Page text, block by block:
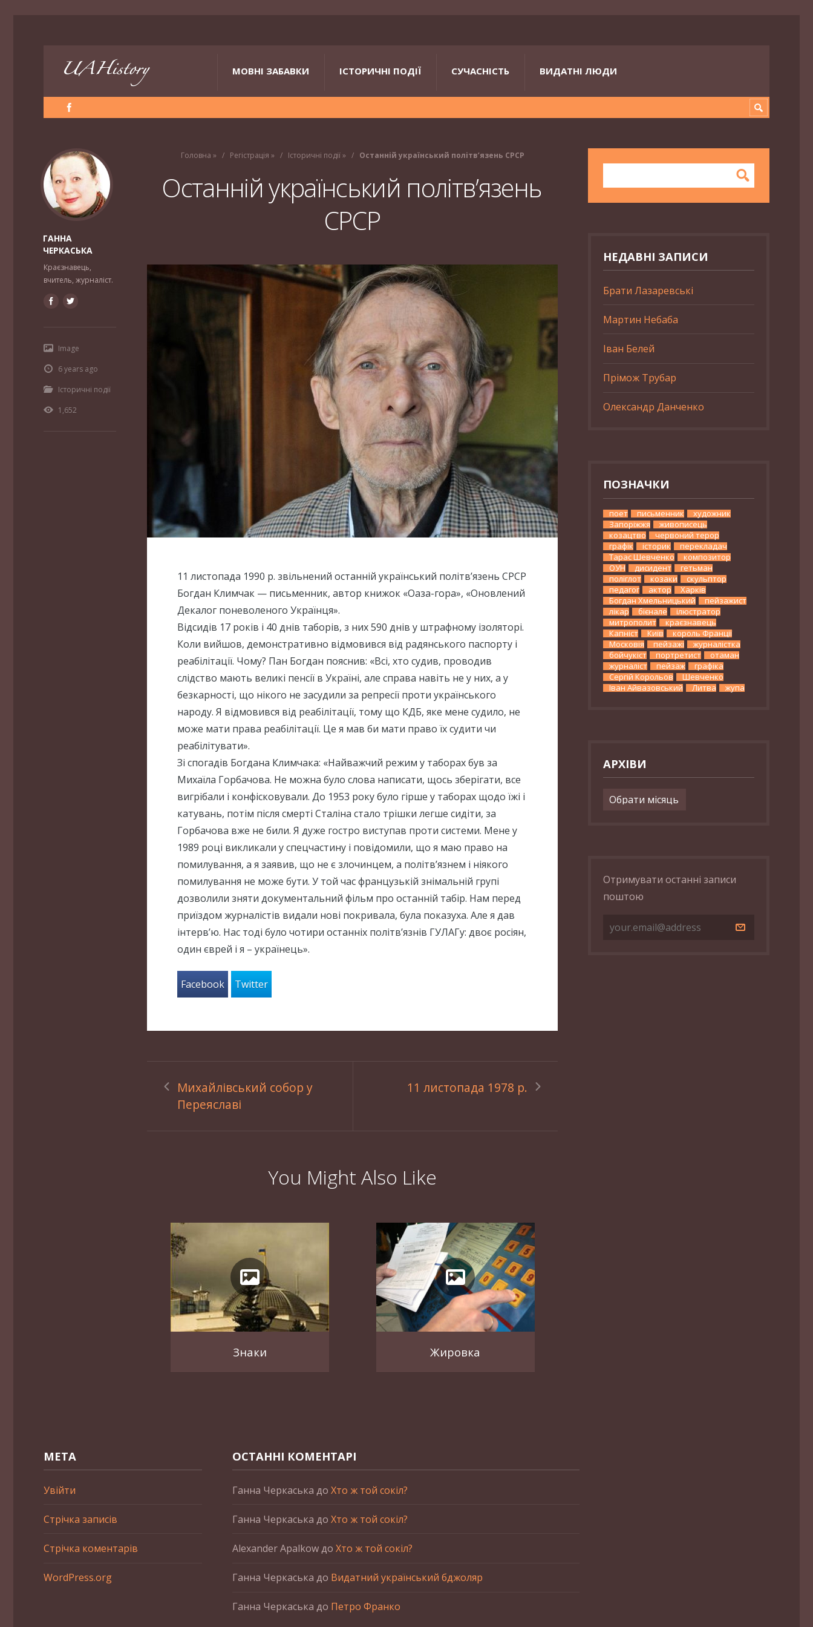
МОВНІ ЗАБАВКИ ІСТОРИЧНІ ПОДІЇ СУЧАСНІСТЬ ВИДАТНІ ЛЮДИ
Головна » Регістрація » Історичні події» Останній український політв’язень СРСР
Останній український політв’язень
СРСР
11 листопада 1990 р. звільнений останній український політв’язень СРСР
Богдан Климчак — письменник, автор книжок «Оаза-гора», «Оновлений
Декалог поневоленого Українця».
Відсидів 17 років і 40 днів таборів, з них 590 днів у штрафному ізоляторі.
Коли вийшов, демонстративно відмовився від радянського паспорту і
реабілітації. Чому? Пан Богдан пояснив: «Всі, хто судив, проводив
слідство мають великі пенсії в Україні, але справа навіть не у них, а у
безкарності, що нікого не засудили за репресії проти українського
народу. Я відмовився від реабілітації, тому що КДБ, яке мене судило, не
може мати права реабілітації. Це я мав би мати право їх судити чи
реабілітувати».
Зі спогадів Богдана Климчака: «Найважчий режим у таборах був за
Михаїла Горбачова. Не можна було слова написати, щось зберігати, все
вигрібали і конфісковували. До 1953 року було гірше у таборах щодо їжі і
катувань, потім після смерті Сталіна стало трішки легше сидіти, за
Горбачова вже не били. Я дуже гостро виступав проти системи. Мене у
1989 році викликали у спецчастину і повідомили, що я маю право на
помилування, а я заявив, що не є злочинцем, а політв’язнем і ніякого
помилування не може бути. У той час французькій знімальній групі
дозволили зняти документальний фільм про останній табір. Нам перед
приїздом журналістів видали нові покривала, була показуха. Але я дав
інтерв’ю. Нас тоді було чотири останніх політв’язнів ГУЛАГу: двоє росіян,
один єврей і я – українець».
Facebook Twitter
Михайлівський собор у
Переяславі
11 листопада 1978 р.
You Might Also Like
Знаки Жировка
ГАННА
ЧЕРКАСЬКА
Краєзнавець,
вчитель, журналіст.
Image
6 years ago
Історичні події
1,652
НЕДАВНІ ЗАПИСИ
Брати Лазаревські
Мартин Небаба
Іван Белей
Прімож Трубар
Олександр Данченко
ПОЗНАЧКИ
поет письменник
художник
Запоріжжя
живописець
козацтво
червоний терор
графік
історик
перекладач
Тарас Шевченко
композитор
ОУН
дисидент
гетьман
поліглот
козаки
скульптор
педагог
актор
Харків
Богдан Хмельницький
пейзажист
лікар
бієнале
ілюстратор
митрополит
краєзнавець
Капніст
Київ
король Франції
Московія
пейзажі
журналістка
бойчукіст
портретист
отаман
журналіст
пейзаж
графіка
Сергій Корольов
Шевченко
Іван Айвазовський
Литва жупа
АРХІВИ
Архіви
Отримувати останні записи
поштою
МЕТА
Увійти
Стрічка записів
Стрічка коментарів
WordPress.org
ОСТАННІ КОМЕНТАРІ
Ганна Черкаська до Хто ж той сокіл?
Ганна Черкаська до Хто ж той сокіл?
Alexander Apalkowдо Хто ж той сокіл?
Ганна Черкаська до Видатний український бджоляр
Ганна Черкаська до Петро Франко